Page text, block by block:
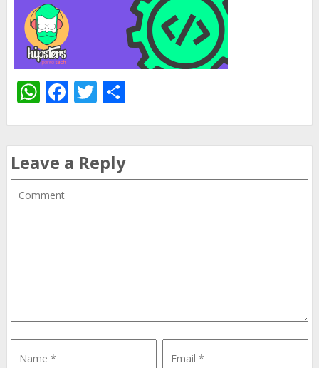
WhatsApp
Facebook
Twitter
Leave a Reply